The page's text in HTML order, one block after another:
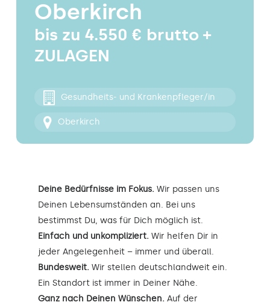
KontaktOberkirch
bis zu 4.550 € brutto +
ZULAGEN
Gesundheits- und Krankenpfleger/in
Oberkirch
Deine Bedürfnisse im Fokus. Wir passen uns
Deinen Lebensumständen an. Bei uns
bestimmst Du, was für Dich möglich ist.
Einfach und unkompliziert. Wir helfen Dir in
jeder Angelegenheit – immer und überall.
Bundesweit. Wir stellen deutschlandweit ein.
Ein Standort ist immer in Deiner Nähe.
Ganz nach Deinen Wünschen. Auf der